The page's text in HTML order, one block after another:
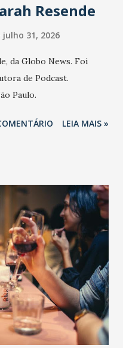
Resende
julho 31, 2026
da Globo News. Foi
de Podcast.
Paulo.
LEIA MAIS »